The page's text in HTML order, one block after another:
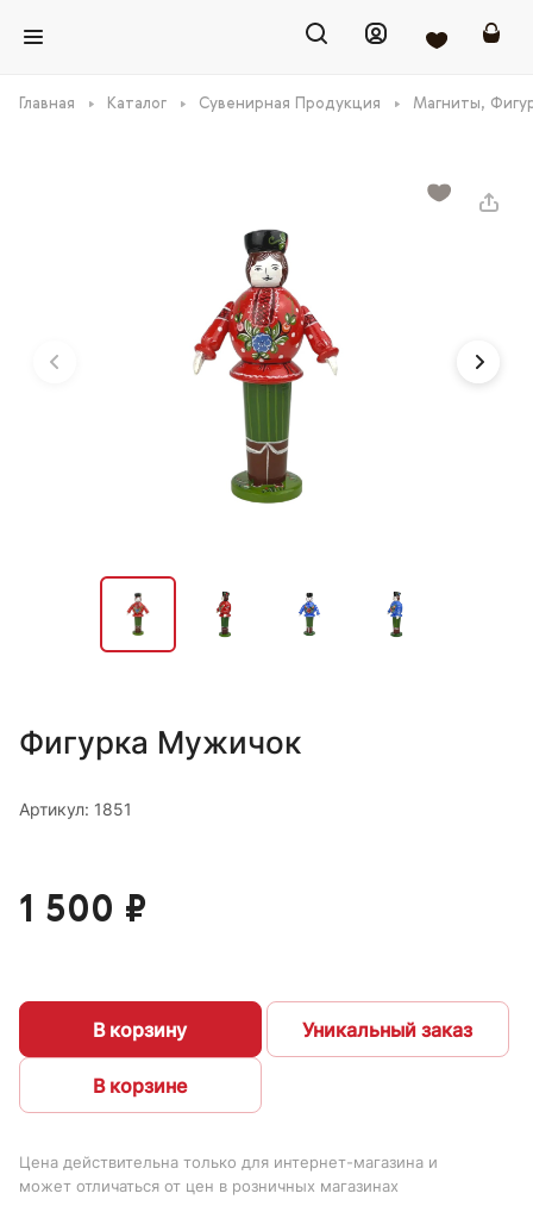
Главная Каталог Сувенирная Продукция Магниты,
Фигурка Мужичок
Артикул: 1851
1 500 ₽
В корзину
В корзине
Уникальный заказ
Цена действительна только для интернет-магазина и
может отличаться от цен в розничных магазинах